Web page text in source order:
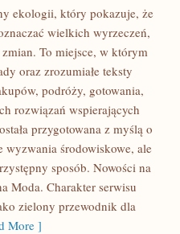
ekologii, który pokazuje, że
wielkich wyrzeczeń,
To miejsce, w którym
oraz zrozumiałe teksty
podróży, gotowania,
rozwiązań wspierających
przygotowana z myślą o
wyzwania środowiskowe, ale
sposób. Nowości na
Moda. Charakter serwisu
zielony przewodnik dla
More ]